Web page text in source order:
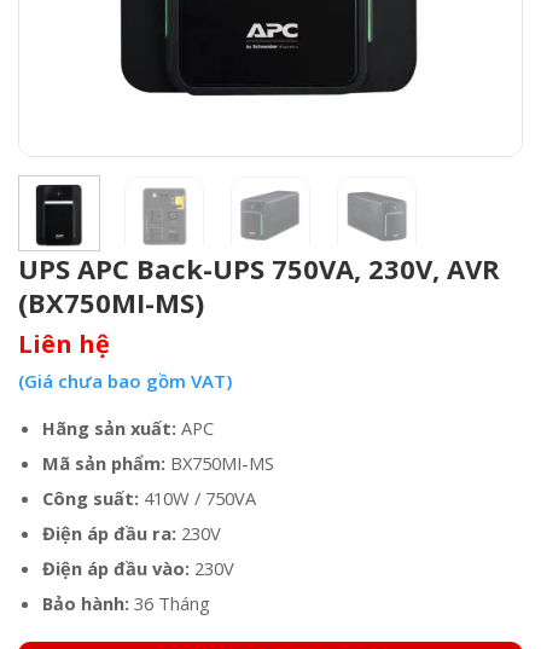
UPS APC Back-UPS 750VA, 230V, AVR
(BX750MI-MS)
Liên hệ
(Giá chưa bao gồm VAT)
Hãng sản xuất: APC
Mã sản phẩm: BX750MI-MS
Công suất: 410W / 750VA
Điện áp đầu ra: 230V
Điện áp đầu vào: 230V
Bảo hành: 36 Tháng